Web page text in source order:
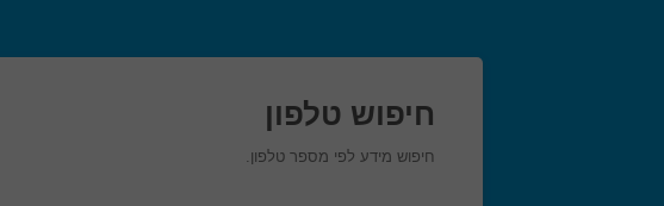
חיפוש טלפון
חיפוש מידע לפי מספר טלפון.